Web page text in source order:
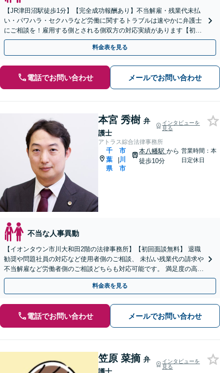
【JR津田沼駅徒歩1分】【完全成功報酬あり】不当解雇・残業代未払
い・パワハラ・セクハラなど労働に関するトラブルは速やかに弁護士
にご相談を！雇用する側とされる側双方の対応実績があります【初回
相談無料 】【夜間の面談可】【プライバシー対策◎】
料金表を見る
電話でお問い合わせ メールでお問い合わせ
本宮 秀樹 弁
護士
インタビューを
見る
アトラス綜合法律事務所
千
葉
県
|
市
川
市
本八幡駅 から
徒歩10分
営業時間：本
日定休日
不当な人事異動
【イオンタウン市川大和田2階の法律事務所】【初回面談無料】 退職
勧奨や問題社員の対応など使用者側のご相談、 未払い残業代の請求や
不当解雇など労働者側のご相談どちらも対応可能です。 満足度の高い
解決を目指します。【電話相談可】
料金表を見る
電話でお問い合わせ メールでお問い合わせ
笠原 菜摘 弁
インタビューを
見る